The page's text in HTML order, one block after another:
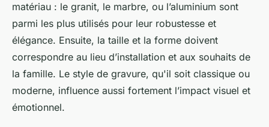
matériau : le granit, le marbre, ou l’aluminium sont
parmi les plus utilisés pour leur robustesse et
élégance. Ensuite, la taille et la forme doivent
correspondre au lieu d’installation et aux souhaits de
la famille. Le style de gravure, qu'il soit classique ou
moderne, influence aussi fortement l’impact visuel et
émotionnel.